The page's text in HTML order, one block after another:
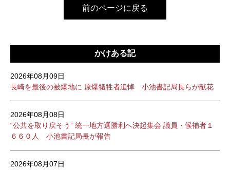
前のページに戻る
かけある記
2026年08月09日
長崎を最後の被爆地に 原爆犠牲者追悼 小池書記局長らが献花
2026年08月08日
“公共を取り戻そう” 統一地方選勝利へ決起集会 議員・候補者１
６６０人 小池書記局長が報告
2026年08月07日